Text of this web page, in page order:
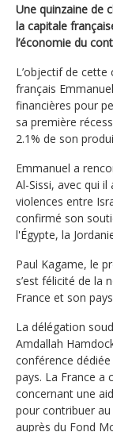
Une quinzaine de
la capitale
l’économie du
L’objectif de
français
financières pour
sa première
2.1% de son
Emmanuel a
Al-Sissi, avec qui
violences entre
confirmé son
l'Égypte, la
Paul Kagame, le
s’est félicité de la
France et son
La délégation
Amdallah
conférence
pays. La France a
concernant une
pour contribuer
auprès du Fond